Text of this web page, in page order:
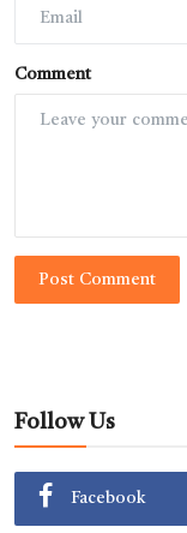
Comment
Post Comment
Follow Us
Facebook